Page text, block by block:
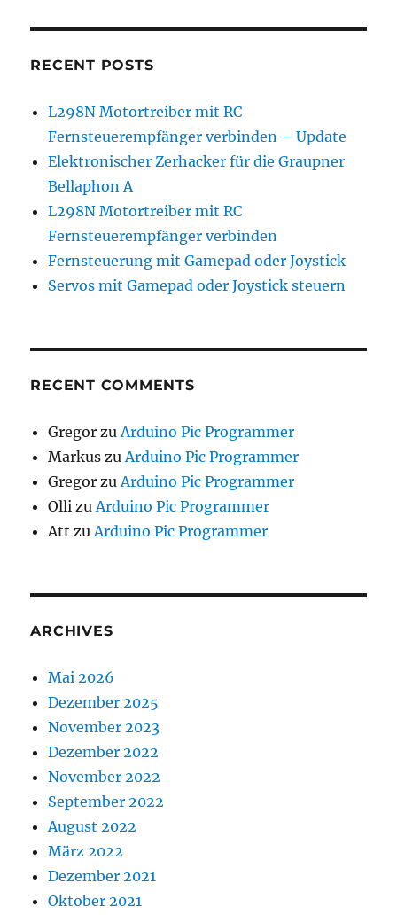
RECENT POSTS
L298N Motortreiber mit RC
Fernsteuerempfänger verbinden – Update
Elektronischer Zerhacker für die Graupner
Bellaphon A
L298N Motortreiber mit RC
Fernsteuerempfänger verbinden
Fernsteuerung mit Gamepad oder Joystick
Servos mit Gamepad oder Joystick steuern
RECENT COMMENTS
Gregor zu Arduino Pic Programmer
Markus zu Arduino Pic Programmer
Gregor zu Arduino Pic Programmer
Olli zu Arduino Pic Programmer
Att zu Arduino Pic Programmer
ARCHIVES
Mai 2026
Dezember 2025
November 2023
Dezember 2022
November 2022
September 2022
August 2022
März 2022
Dezember 2021
Oktober 2021